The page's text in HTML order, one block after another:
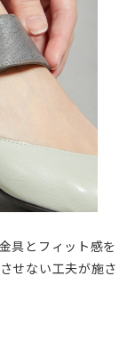
具とフィット感を
せない工夫が施さ